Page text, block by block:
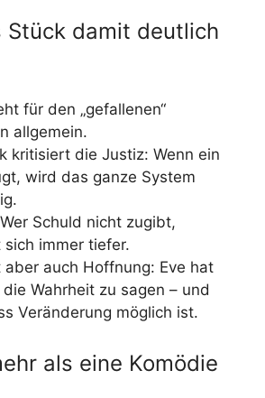
Stück damit deutlich
für den „gefallenen“
allgemein.
kritisiert die Justiz: Wenn ein
wird das ganze System
Schuld nicht zugibt,
immer tiefer.
aber auch Hoffnung: Eve hat
Wahrheit zu sagen – und
Veränderung möglich ist.
als eine Komödie